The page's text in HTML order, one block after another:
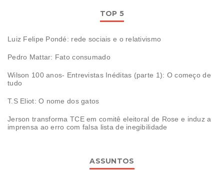
TOP 5
Luiz Felipe Pondé: rede sociais e o relativismo
Pedro Mattar: Fato consumado
Wilson 100 anos- Entrevistas Inéditas (parte 1): O começo de
tudo
T.S Eliot: O nome dos gatos
Jerson transforma TCE em comitê eleitoral de Rose e induz a
imprensa ao erro com falsa lista de inegibilidade
ASSUNTOS